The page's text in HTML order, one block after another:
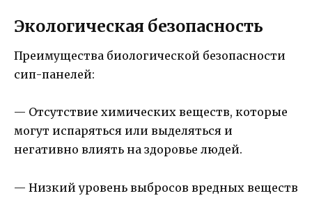
Экологическая безопасность
Преимущества биологической безопасности
сип-панелей:
— Отсутствие химических веществ, которые
могут испаряться или выделяться и
негативно влиять на здоровье людей.
— Низкий уровень выбросов вредных веществ